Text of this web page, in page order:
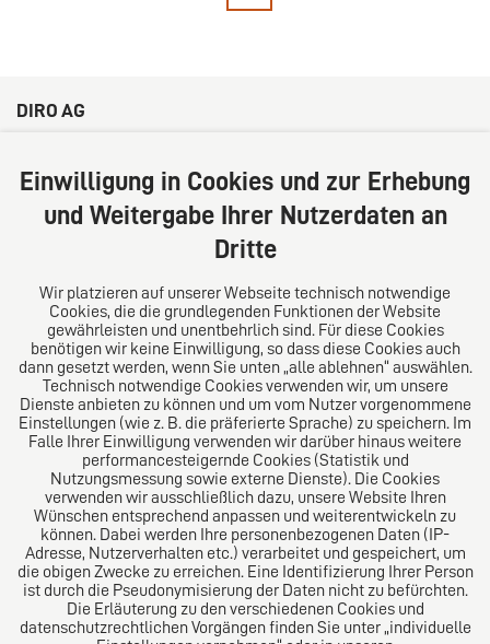
DIRO AG
20354 Hamburg
Deutschland
Tel: +49 (0) 40 41352231
Über uns
Das Kanzlei-Vertrauensnetzwerk. Aus Europa für die
Welt. Für den erfolgreichen Mittelstand.
Folgen Sie uns auf
Das europäische Kanzlei-Netzwerk
Einwilligung in Cookies und zur Erhebung
und Weitergabe Ihrer Nutzerdaten an
Dritte
Wir platzieren auf unserer Webseite technisch notwendige
Cookies, die die grundlegenden Funktionen der Website
gewährleisten und unentbehrlich sind. Für diese Cookies
benötigen wir keine Einwilligung, so dass diese Cookies auch
dann gesetzt werden, wenn Sie unten „alle ablehnen“ auswählen.
Technisch notwendige Cookies verwenden wir, um unsere
Dienste anbieten zu können und um vom Nutzer vorgenommene
Einstellungen (wie z. B. die präferierte Sprache) zu speichern. Im
Falle Ihrer Einwilligung verwenden wir darüber hinaus weitere
performancesteigernde Cookies (Statistik und
Nutzungsmessung sowie externe Dienste). Die Cookies
verwenden wir ausschließlich dazu, unsere Website Ihren
Wünschen entsprechend anpassen und weiterentwickeln zu
können. Dabei werden Ihre personenbezogenen Daten (IP-
Adresse, Nutzerverhalten etc.) verarbeitet und gespeichert, um
die obigen Zwecke zu erreichen. Eine Identifizierung Ihrer Person
ist durch die Pseudonymisierung der Daten nicht zu befürchten.
Die Erläuterung zu den verschiedenen Cookies und
datenschutzrechtlichen Vorgängen finden Sie unter „individuelle